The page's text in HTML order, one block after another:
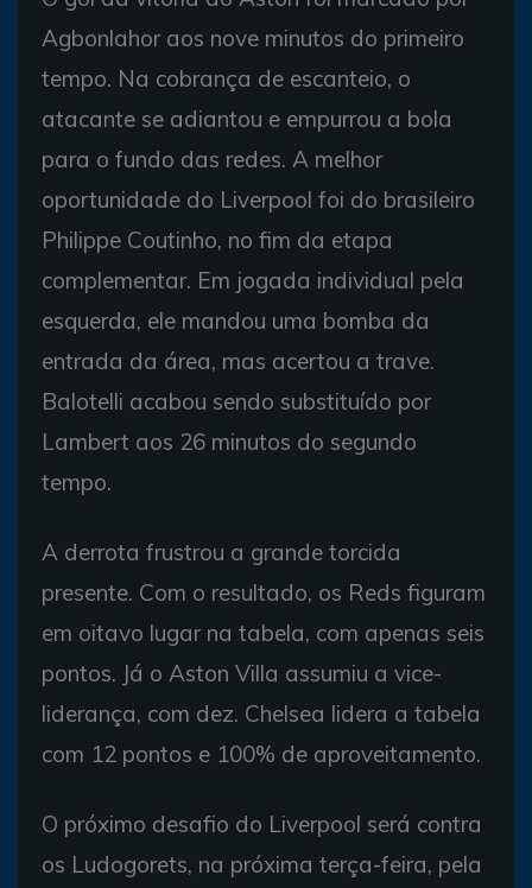
Agbonlahor aos nove minutos do primeiro
tempo. Na cobrança de escanteio, o
atacante se adiantou e empurrou a bola
para o fundo das redes. A melhor
oportunidade do Liverpool foi do brasileiro
Philippe Coutinho, no fim da etapa
complementar. Em jogada individual pela
esquerda, ele mandou uma bomba da
entrada da área, mas acertou a trave.
Balotelli acabou sendo substituído por
Lambert aos 26 minutos do segundo
tempo.
A derrota frustrou a grande torcida
presente. Com o resultado, os Reds figuram
em oitavo lugar na tabela, com apenas seis
pontos. Já o Aston Villa assumiu a vice-
liderança, com dez. Chelsea lidera a tabela
com 12 pontos e 100% de aproveitamento.
O próximo desafio do Liverpool será contra
os Ludogorets, na próxima terça-feira, pela